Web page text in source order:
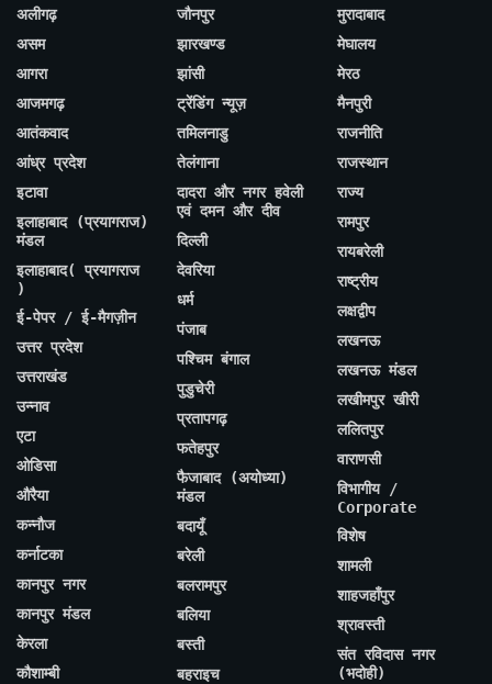
अलीगढ़
असम
आगरा
आजमगढ़
आतंकवाद
आंध्र प्रदेश
इटावा
इलाहाबाद (प्रयागराज)
मंडल
इलाहाबाद( प्रयागराज
)
ई-पेपर / ई-मैगज़ीन
उत्तर प्रदेश
उत्तराखंड
उन्नाव
एटा
ओडिसा
औरैया
कन्नौज
कर्नाटका
कानपुर नगर
कानपुर मंडल
केरला
कौशाम्बी
जौनपुर
झारखण्ड
झांसी
ट्रेंडिंग न्यूज़
तमिलनाडु
तेलंगाना
दादरा और नगर हवेली
एवं दमन और दीव
दिल्ली
देवरिया
धर्म
पंजाब
पश्चिम बंगाल
पुडुचेरी
प्रतापगढ़
फतेहपुर
फैजाबाद (अयोध्या)
मंडल
बदायूँ
बरेली
बलरामपुर
बलिया
बस्ती
बहराइच
मुरादाबाद
मेघालय
मेरठ
मैनपुरी
राजनीति
राजस्थान
राज्य
रामपुर
रायबरेली
राष्ट्रीय
लक्षद्वीप
लखनऊ
लखनऊ मंडल
लखीमपुर खीरी
ललितपुर
वाराणसी
विभागीय /
Corporate
विशेष
शामली
शाहजहाँपुर
श्रावस्ती
संत रविदास नगर
(भदोही)